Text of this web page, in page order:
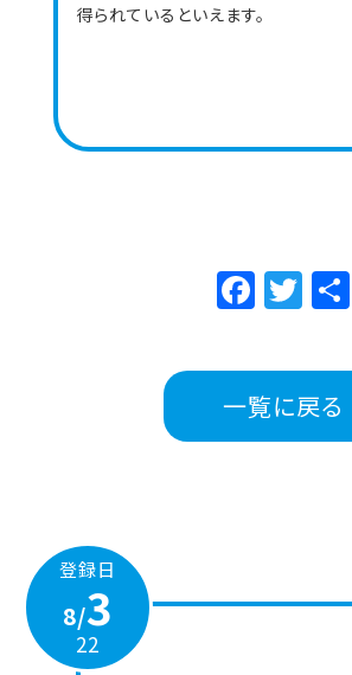
得られているといえます。
一覧に戻る
登録日
8/3
22